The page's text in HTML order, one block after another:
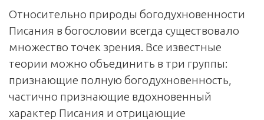
Относительно природы богодухновенности
Писания в богословии всегда существовало
множество точек зрения. Все известные
теории можно объединить в три группы:
признающие полную богодухновенность,
частично признающие вдохновенный
характер Писания и отрицающие